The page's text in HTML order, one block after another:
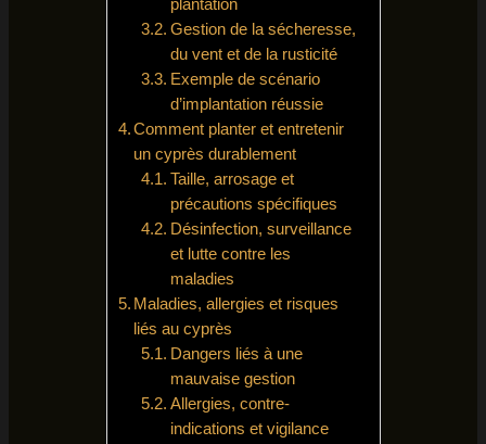
plantation
Gestion de la sécheresse,
du vent et de la rusticité
Exemple de scénario
d’implantation réussie
Comment planter et entretenir
un cyprès durablement
Taille, arrosage et
précautions spécifiques
Désinfection, surveillance
et lutte contre les
maladies
Maladies, allergies et risques
liés au cyprès
Dangers liés à une
mauvaise gestion
Allergies, contre-
indications et vigilance